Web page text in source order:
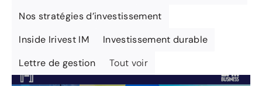
Nos stratégies d’investissement
Inside Irivest IM
Investissement durable
Lettre de gestion
Tout voir